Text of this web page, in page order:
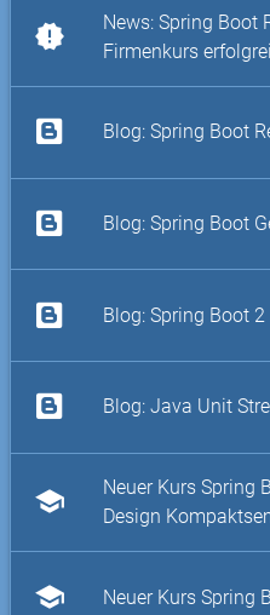
new_releases
News: Spring Boot
Firmenkurs
Blog: Spring Boot
Blog: Spring Boot
Blog: Spring Boot 2
Blog: Java Unit
school
Neuer Kurs Spring
Design
school Neuer Kurs Spring